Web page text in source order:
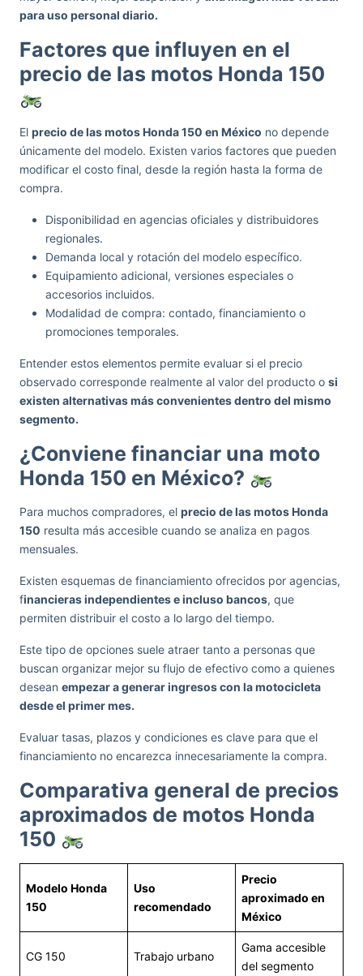
para uso personal diario.
Factores que influyen en el
precio de las motos Honda 150
El precio de las motos Honda 150 en México no depende
únicamente del modelo. Existen varios factores que pueden
modificar el costo final, desde la región hasta la forma de
compra.
Disponibilidad en agencias oficiales y distribuidores
regionales.
Demanda local y rotación del modelo específico.
Equipamiento adicional, versiones especiales o
accesorios incluidos.
Modalidad de compra: contado, financiamiento o
promociones temporales.
Entender estos elementos permite evaluar si el precio
observado corresponde realmente al valor del producto o si
existen alternativas más convenientes dentro del mismo
segmento.
¿Conviene financiar una moto
Honda 150 en México?
Para muchos compradores, el precio de las motos Honda
150 resulta más accesible cuando se analiza en pagos
mensuales.
Existen esquemas de financiamiento ofrecidos por agencias,
financieras independientes e incluso bancos, que
permiten distribuir el costo a lo largo del tiempo.
Este tipo de opciones suele atraer tanto a personas que
buscan organizar mejor su flujo de efectivo como a quienes
desean empezar a generar ingresos con la motocicleta
desde el primer mes.
Evaluar tasas, plazos y condiciones es clave para que el
financiamiento no encarezca innecesariamente la compra.
Comparativa general de precios
aproximados de motos Honda
150
Modelo Honda
150
Uso
recomendado
Precio
aproximado en
México
CG 150 Trabajo urbano
Gama accesible
del segmento